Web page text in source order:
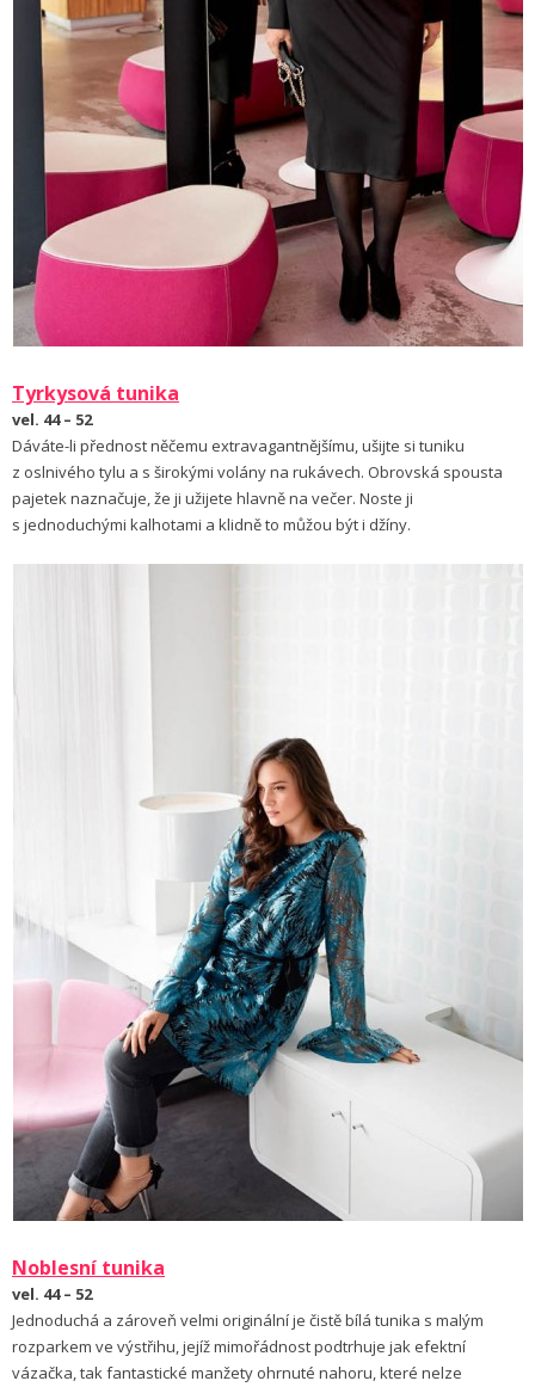
Tyrkysová tunika
vel. 44 – 52
Dáváte-li přednost něčemu extravagantnějšímu, ušijte si tuniku
z oslnivého tylu a s širokými volány na rukávech. Obrovská spousta
pajetek naznačuje, že ji užijete hlavně na večer. Noste ji
s jednoduchými kalhotami a klidně to můžou být i džíny.
Noblesní tunika
vel. 44 – 52
Jednoduchá a zároveň velmi originální je čistě bílá tunika s malým
rozparkem ve výstřihu, jejíž mimořádnost podtrhuje jak efektní
vázačka, tak fantastické manžety ohrnuté nahoru, které nelze